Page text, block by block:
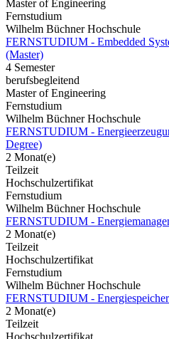
Master of Engineering
Fernstudium
Wilhelm Büchner Hochschule
FERNSTUDIUM - Embedded
(Master)
4 Semester
berufsbegleitend
Master of Engineering
Fernstudium
Wilhelm Büchner Hochschule
FERNSTUDIUM -
Degree)
2 Monat(e)
Teilzeit
Hochschulzertifikat
Fernstudium
Wilhelm Büchner Hochschule
FERNSTUDIUM -
2 Monat(e)
Teilzeit
Hochschulzertifikat
Fernstudium
Wilhelm Büchner Hochschule
FERNSTUDIUM -
2 Monat(e)
Teilzeit